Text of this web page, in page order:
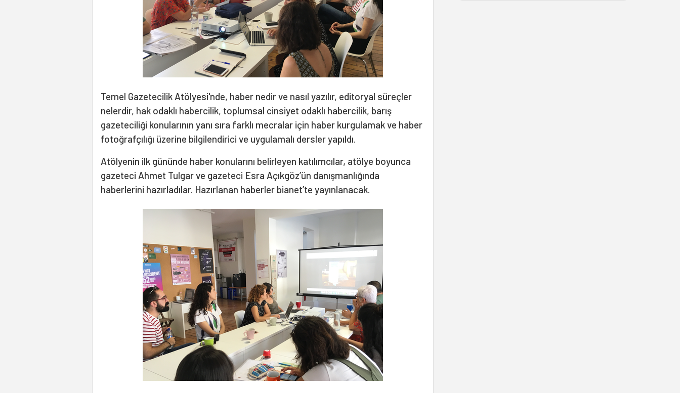
Temel Gazetecilik Atölyesi'nde, haber nedir ve nasıl yazılır, editoryal süreçler
nelerdir, hak odaklı habercilik, toplumsal cinsiyet odaklı habercilik, barış
gazeteciliği konularının yanı sıra farklı mecralar için haber kurgulamak ve haber
fotoğrafçılığı üzerine bilgilendirici ve uygulamalı dersler yapıldı.
Atölyenin ilk gününde haber konularını belirleyen katılımcılar, atölye boyunca
gazeteci Ahmet Tulgar ve gazeteci Esra Açıkgöz’ün danışmanlığında
haberlerini hazırladılar. Hazırlanan haberler bianet’te yayınlanacak.